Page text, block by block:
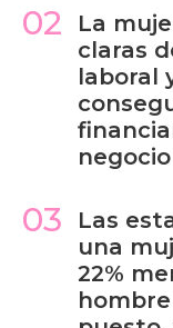
02
La
claras
laboral
03
Las
una
22%